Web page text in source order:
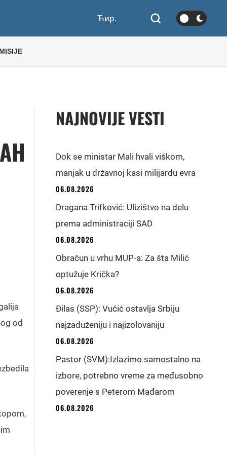
Ћир.
od
NAJNOVIJE VESTI
Dok se ministar Mali hvali viškom,
manjak u državnoj kasi milijardu evra
06.08.2026
Dragana Trifković: Ulizištvo na delu
prema administraciji SAD
06.08.2026
Obračun u vrhu MUP-a: Za šta Milić
optužuje Krička?
06.08.2026
Đilas (SSP): Vučić ostavlja Srbiju
najzaduženiju i najizolovaniju
06.08.2026
Pastor (SVM):Izlazimo samostalno na
izbore, potrebno vreme za međusobno
poverenje s Peterom Mađarom
06.08.2026